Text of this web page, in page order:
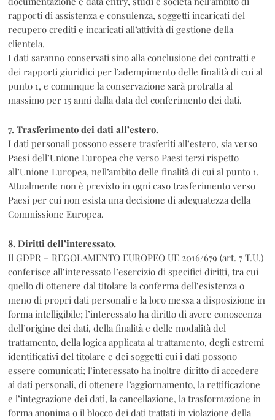
rapporti di assistenza e consulenza, soggetti incaricati del
recupero crediti e incaricati all’attività di gestione della
clientela.
I dati saranno conservati sino alla conclusione dei contratti e
dei rapporti giuridici per l’adempimento delle finalità di cui al
punto 1, e comunque la conservazione sarà protratta al
massimo per 15 anni dalla data del conferimento dei dati.
7. Trasferimento dei dati all’estero.
I dati personali possono essere trasferiti all’estero, sia verso
Paesi dell’Unione Europea che verso Paesi terzi rispetto
all’Unione Europea, nell’ambito delle finalità di cui al punto 1.
Attualmente non è previsto in ogni caso trasferimento verso
Paesi per cui non esista una decisione di adeguatezza della
Commissione Europea.
8. Diritti dell’interessato.
Il GDPR – REGOLAMENTO EUROPEO UE 2016/679 (art. 7 T.U.)
conferisce all’interessato l’esercizio di specifici diritti, tra cui
quello di ottenere dal titolare la conferma dell’esistenza o
meno di propri dati personali e la loro messa a disposizione in
forma intelligibile; l’interessato ha diritto di avere conoscenza
dell’origine dei dati, della finalità e delle modalità del
trattamento, della logica applicata al trattamento, degli estremi
identificativi del titolare e dei soggetti cui i dati possono
essere comunicati; l’interessato ha inoltre diritto di accedere
ai dati personali, di ottenere l’aggiornamento, la rettificazione
e l’integrazione dei dati, la cancellazione, la trasformazione in
forma anonima o il blocco dei dati trattati in violazione della